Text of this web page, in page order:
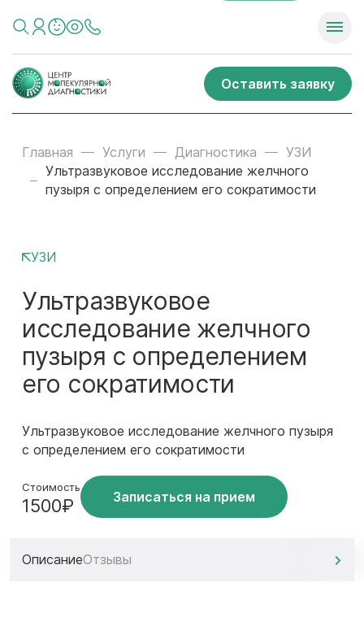
Оставить заявку
Главная Услуги Диагностика
УЗИ
Ультразвуковое исследование желчного
пузыря с определением его сократимости
УЗИ
Ультразвуковое
исследование желчного
пузыря с определением
его сократимости
Ультразвуковое исследование желчного пузыря
с определением его сократимости
Стоимость
1500₽ Записаться на прием
ОписаниеОтзывы